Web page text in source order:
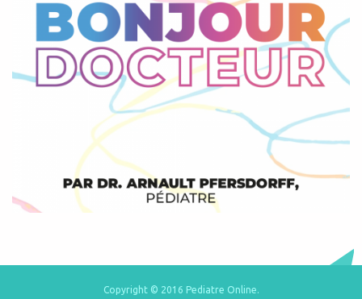
Copyright © 2016 Pediatre Online.